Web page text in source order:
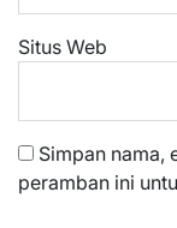
Situs Web
Simpan nama,
peramban ini